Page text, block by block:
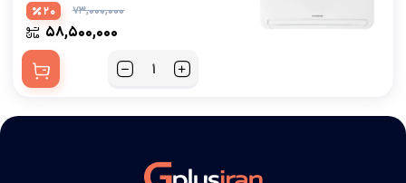
۷۳,۰۰۰,۰۰۰
۵۸,۵۰۰,۰۰۰
20